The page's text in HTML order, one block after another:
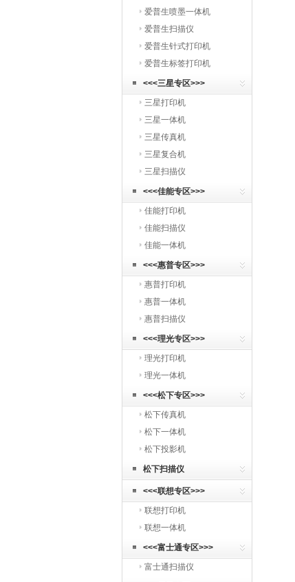
爱普生喷墨一体机
爱普生扫描仪
爱普生针式打印机
爱普生标签打印机
<<<三星专区>>>
三星打印机
三星一体机
三星传真机
三星复合机
三星扫描仪
<<<佳能专区>>>
佳能打印机
佳能扫描仪
佳能一体机
<<<惠普专区>>>
惠普打印机
惠普一体机
惠普扫描仪
<<<理光专区>>>
理光打印机
理光一体机
<<<松下专区>>>
松下传真机
松下一体机
松下投影机
松下扫描仪
<<<联想专区>>>
联想打印机
联想一体机
<<<富士通专区>>>
富士通扫描仪